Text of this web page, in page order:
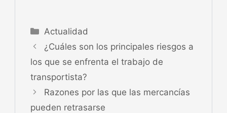
Actualidad
¿Cuáles son los principales riesgos a
los que se enfrenta el trabajo de
transportista?
Razones por las que las mercancías
pueden retrasarse